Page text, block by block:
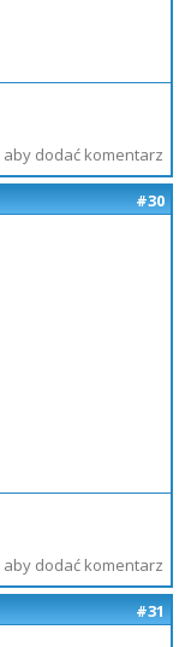
aby dodać komentarz
#30
aby dodać komentarz
#31